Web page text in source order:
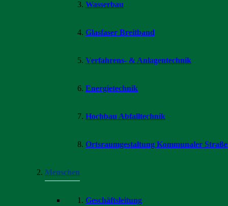
Wasserbau
Glasfaser Breitband
Verfahrens- & Anlagentechnik
Energietechnik
Hochbau Abfalltechnik
Ortsraumgestaltung Kommunaler
Menschen
Geschäftsleitung